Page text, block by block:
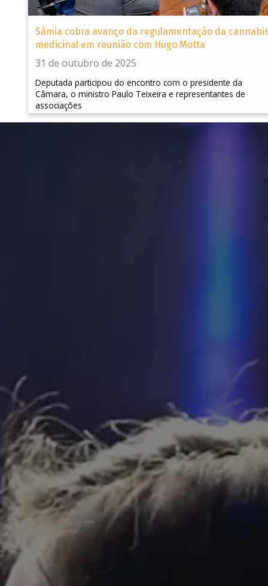
Sâmia cobra avanço da regulamentação da
medicinal em reunião com Hugo Motta
31 de outubro de 2025
Deputada participou do encontro com o presidente da
Câmara, o ministro Paulo Teixeira e representantes de
associações